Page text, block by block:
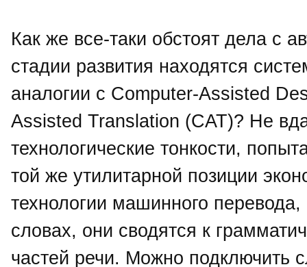
Как же все-таки обстоят дела с
стадии развития находятся
аналогии с Computer-Assisted
Assisted Translation (CAT)? Не
технологические тонкости,
той же утилитарной позиции
технологии машинного
словах, они сводятся к
частей речи. Можно подключить